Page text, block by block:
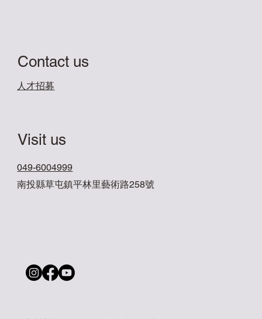
Contact us
​人才招募
049-6004999
南投縣草屯鎮平林里藝術路258號
Visit us